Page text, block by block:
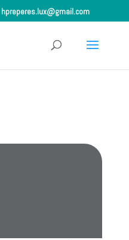
hpreperes.lux@gmail.com